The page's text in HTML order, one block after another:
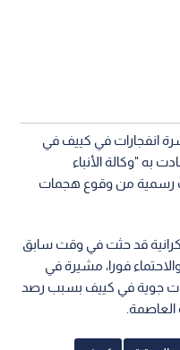
انفجارات في كييف في
به "وكالة الأنباء
رسمية من وقوع هجمات
قد حثت في وقت سابق
فورا، مشيرة في
جوية في كييف بسبب رصد